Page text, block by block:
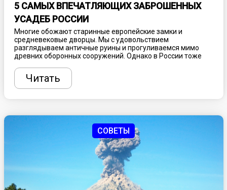
5 САМЫХ ВПЕЧАТЛЯЮЩИХ ЗАБРОШЕННЫХ
УСАДЕБ РОССИИ
Многие обожают старинные европейские замки и
средневековые дворцы. Мы с удовольствием
разглядываем античные руины и прогуливаемся мимо
древних оборонных сооружений. Однако в России тоже
достопримечательностей, в числе которых и блиставшие
когда-то роскошные усадьбы. Некоторые из осиротевших
зданий пустуют десятилетиями, медленно разрушаясь и
Читать
СОВЕТЫ